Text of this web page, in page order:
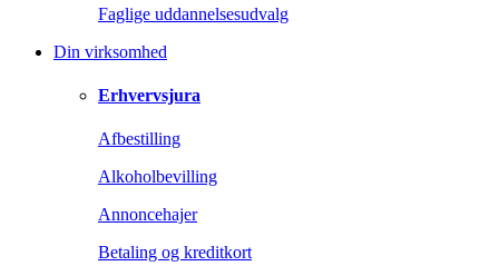
Faglige uddannelsesudvalg
Din virksomhed
Erhvervsjura
Afbestilling
Alkoholbevilling
Annoncehajer
Betaling og kreditkort